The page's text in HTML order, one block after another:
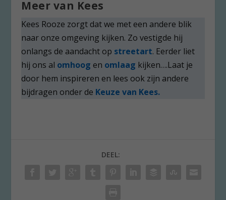
Meer van Kees
Kees Rooze zorgt dat we met een andere blik
naar onze omgeving kijken. Zo vestigde hij
onlangs de aandacht op streetart. Eerder liet
hij ons al omhoog en omlaag kijken….Laat je
door hem inspireren en lees ook zijn andere
bijdragen onder de Keuze van Kees.
DEEL: